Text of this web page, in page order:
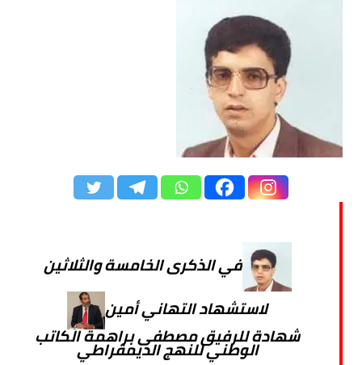
في الذكرى الخامسة والثلاثين
لاستشهاد التهاني أمين
شهادة للرفيق مصطفى براهمة الكاتب
الوطني للنهج الديمقراطي